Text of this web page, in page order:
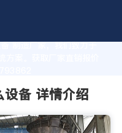
制造厂家，我们致力于
案。获取厂家直销报价
设备 详情介绍